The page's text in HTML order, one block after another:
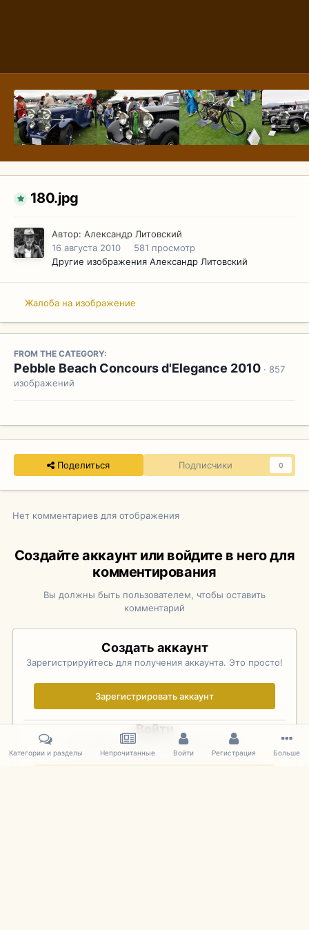
180.jpg
Автор: Александр Литовский
16 августа 2010
581 просмотр
Другие изображения Александр Литовский
Жалоба на изображение
FROM THE CATEGORY:
Pebble Beach Concours d'Elegance 2010 · 857
изображений
Поделиться Подписчики 0
Нет комментариев для отображения
Создайте аккаунт или войдите в него для
комментирования
Вы должны быть пользователем, чтобы оставить
комментарий
Создать аккаунт
Зарегистрируйтесь для получения аккаунта. Это просто!
Зарегистрировать аккаунт
Войти
Уже зарегистрированы? Войдите здесь.
Категории и разделы Непрочитанные Войти Регистрация Больше